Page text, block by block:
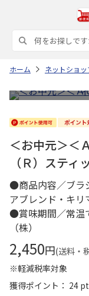
ホーム ネットショッ
＜お中元＞＜
（Ｒ）ステ
●商品内容／ブラ
アブレンド・キ
●賞味期間／常温
（株）
2,450円(送料・
※軽減税率対象
獲得ポイント： 24 pt